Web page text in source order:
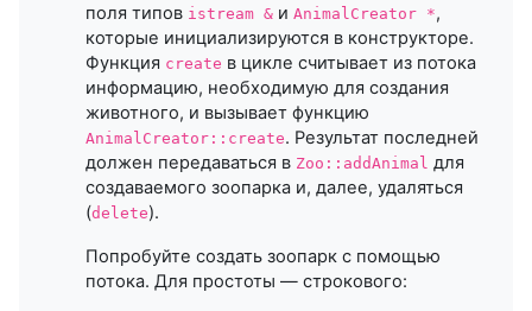
поля типов istream & и AnimalCreator *,
которые инициализируются в конструкторе.
Функция create в цикле считывает из потока
информацию, необходимую для создания
животного, и вызывает функцию
AnimalCreator::create. Результат последней
должен передаваться в Zoo::addAnimal для
создаваемого зоопарка и, далее, удаляться
(delete).
Попробуйте создать зоопарк с помощью
потока. Для простоты — строкового: